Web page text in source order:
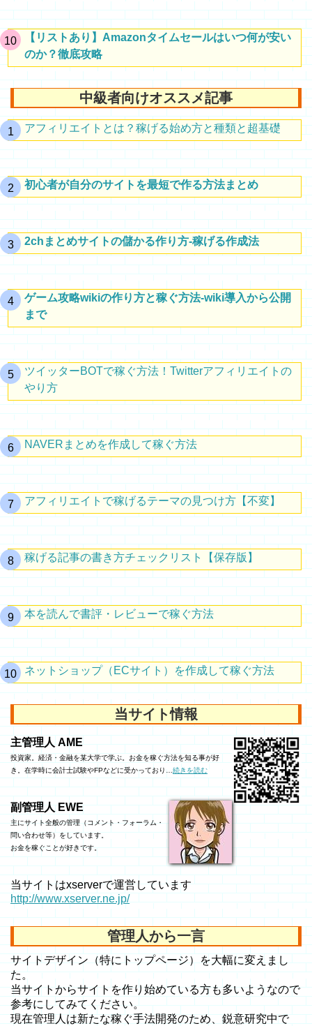
【リストあり】Amazonタイムセールはいつ何が安い
のか？徹底攻略
中級者向けオススメ記事
アフィリエイトとは？稼げる始め方と種類と超基礎
初心者が自分のサイトを最短で作る方法まとめ
2chまとめサイトの儲かる作り方-稼げる作成法
ゲーム攻略wikiの作り方と稼ぐ方法-wiki導入から公開
まで
ツイッターBOTで稼ぐ方法！Twitterアフィリエイトの
やり方
NAVERまとめを作成して稼ぐ方法
アフィリエイトで稼げるテーマの見つけ方【不変】
稼げる記事の書き方チェックリスト【保存版】
本を読んで書評・レビューで稼ぐ方法
ネットショップ（ECサイト）を作成して稼ぐ方法
当サイト情報
主管理人 AME
投資家。経済・金融を某大学で学ぶ。お金を稼ぐ方法を知る事が好
き。在学時に会計士試験やFPなどに受かっており…続きを読む
副管理人 EWE
主にサイト全般の管理（コメント・フォーラム・
問い合わせ等）をしています。
お金を稼ぐことが好きです。
当サイトはxserverで運営しています
http://www.xserver.ne.jp/
管理人から一言
サイトデザイン（特にトップページ）を大幅に変えまし
た。
当サイトからサイトを作り始めている方も多いようなので
参考にしてみてください。
現在管理人は新たな稼ぐ手法開発のため、鋭意研究中で